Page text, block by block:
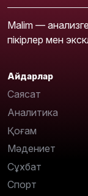
Malim —
пікірлер мен
Айдарлар
Саясат
Аналитика
Қоғам
Мәдениет
Сұхбат
Спорт